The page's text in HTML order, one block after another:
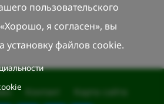
пользовательского
я согласен», вы
установку файлов cookie.